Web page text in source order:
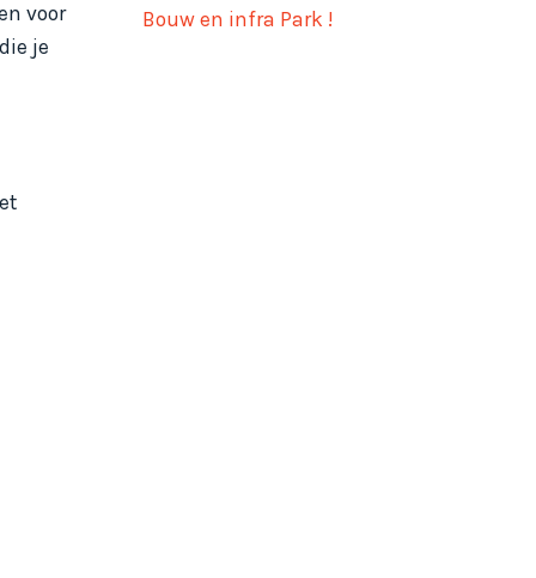
voor
je
Bouw en infra Park !